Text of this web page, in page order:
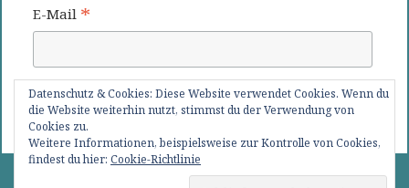
E-Mail *
*benötigte Angabe
0 82 76 / 15 09
Datenschutz & Cookies: Diese Website verwendet Cookies. Wenn du
die Website weiterhin nutzt, stimmst du der Verwendung von
Cookies zu.
Weitere Informationen, beispielsweise zur Kontrolle von Cookies,
findest du hier: Cookie-Richtlinie